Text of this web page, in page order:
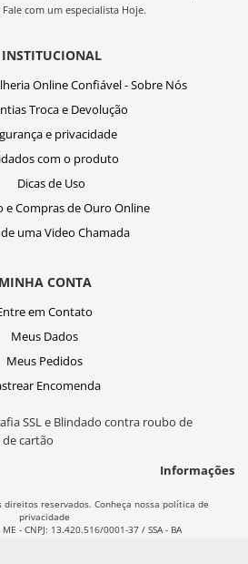
INSTITUCIONAL
Online Confiável - Sobre Nós
Troca e Devolução
e privacidade
com o produto
Dicas de Uso
e Compras de Ouro Online
uma Video Chamada
MINHA CONTA
em Contato
Meus Dados
Meus Pedidos
Encomenda
com um especialista Hoje.
SSL e Blindado contra roubo de
cartão
Informações
direitos reservados. Conheça nossa política de
privacidade
- CNPJ: 13.420.516/0001-37 / SSA - BA